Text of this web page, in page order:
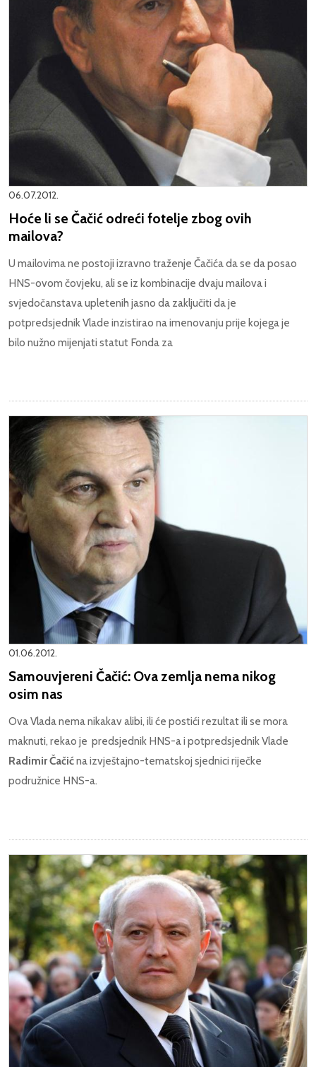
06.07.2012.
Hoće li se Čačić odreći fotelje zbog ovih
mailova?
U mailovima ne postoji izravno traženje Čačića da se da posao
HNS-ovom čovjeku, ali se iz kombinacije dvaju mailova i
svjedočanstava upletenih jasno da zaključiti da je
potpredsjednik Vlade inzistirao na imenovanju prije kojega je
bilo nužno mijenjati statut Fonda za
01.06.2012.
Samouvjereni Čačić: Ova zemlja nema nikog
osim nas
Ova Vlada nema nikakav alibi, ili će postići rezultat ili se mora
maknuti, rekao je predsjednik HNS-a i potpredsjednik Vlade
Radimir Čačićna izvještajno-tematskoj sjednici riječke
podružnice HNS-a.